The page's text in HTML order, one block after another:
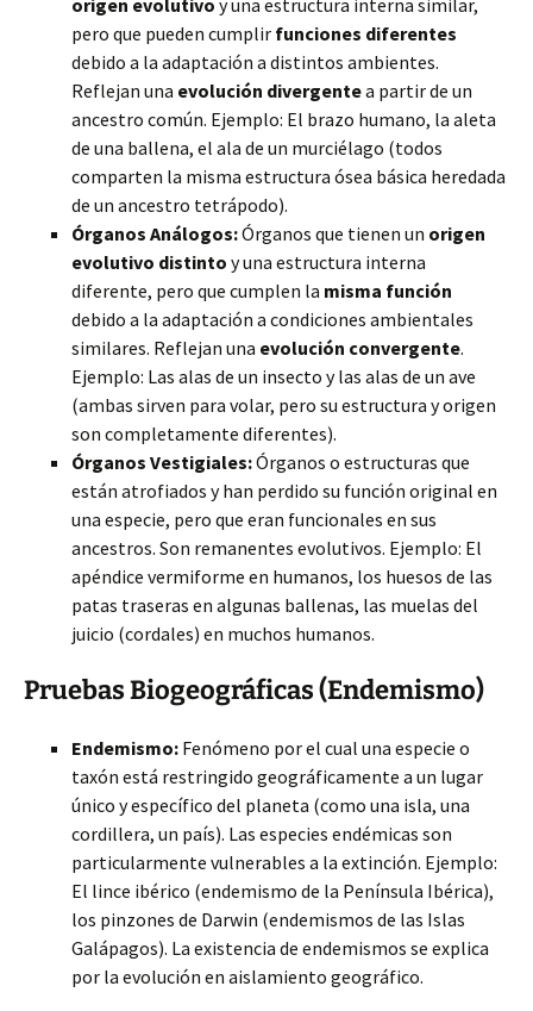
origen evolutivo y una estructura interna similar,
pero que pueden cumplir funciones diferentes
debido a la adaptación a distintos ambientes.
Reflejan una evolución divergentea partir de un
ancestro común. Ejemplo: El brazo humano, la aleta
de una ballena, el ala de un murciélago (todos
comparten la misma estructura ósea básica heredada
de un ancestro tetrápodo).
Órganos Análogos:Órganos que tienen un origen
evolutivo distinto y una estructura interna
diferente, pero que cumplen la misma función
debido a la adaptación a condiciones ambientales
similares. Reflejan una evolución convergente.
Ejemplo: Las alas de un insecto y las alas de un ave
(ambas sirven para volar, pero su estructura y origen
son completamente diferentes).
Órganos Vestigiales:Órganos o estructuras que
están atrofiados y han perdido su función original en
una especie, pero que eran funcionales en sus
ancestros. Son remanentes evolutivos. Ejemplo: El
apéndice vermiforme en humanos, los huesos de las
patas traseras en algunas ballenas, las muelas del
juicio (cordales) en muchos humanos.
Pruebas Biogeográficas (Endemismo)
Endemismo: Fenómeno por el cual una especie o
taxón está restringido geográficamente a un lugar
único y específico del planeta (como una isla, una
cordillera, un país). Las especies endémicas son
particularmente vulnerables a la extinción. Ejemplo:
El lince ibérico (endemismo de la Península Ibérica),
los pinzones de Darwin (endemismos de las Islas
Galápagos). La existencia de endemismos se explica
por la evolución en aislamiento geográfico.